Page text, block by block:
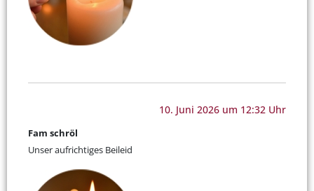
10. Juni 2026 um 12:32 Uhr
Fam schröl
Unser aufrichtiges Beileid